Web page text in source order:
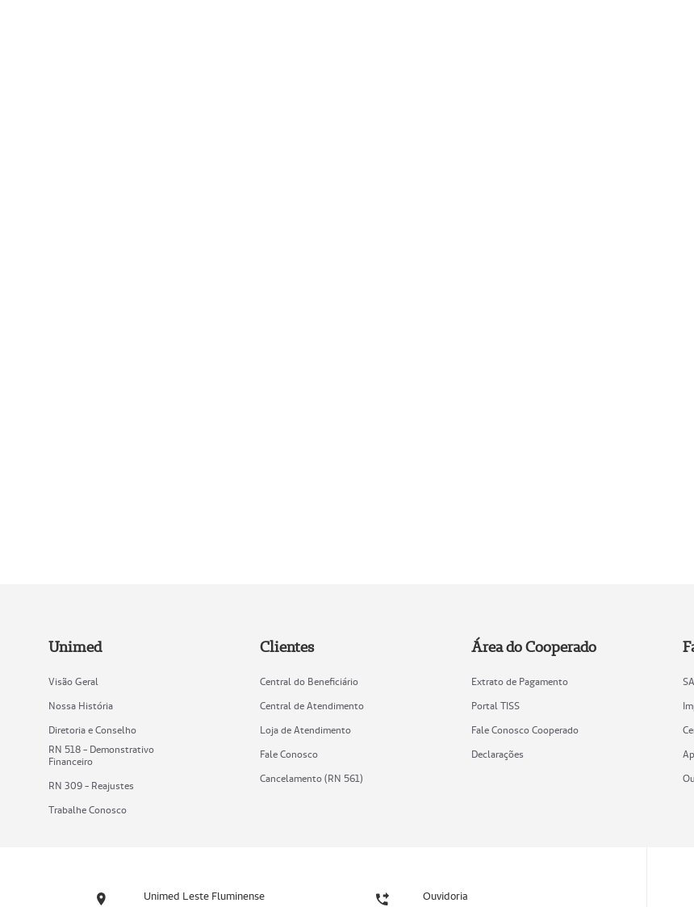
Unimed
Visão Geral
Nossa História
Diretoria e Conselho
RN 518 - Demonstrativo
Financeiro
RN 309 - Reajustes
Trabalhe Conosco
Clientes
Central do Beneficiário
Central de Atendimento
Loja de Atendimento
Fale Conosco
Cancelamento (RN 561)
Área do Cooperado
Extrato de Pagamento
Portal TISS
Fale Conosco Cooperado
Declarações
Unimed Leste Fluminense Ouvidoria